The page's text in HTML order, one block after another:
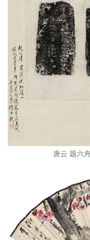
唐云 题六